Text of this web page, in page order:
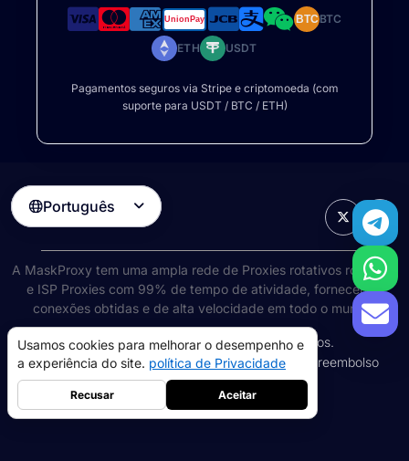
BTCBTC
ETH USDT
Pagamentos seguros via Stripe e criptomoeda (com
suporte para USDT / BTC / ETH)
Português 
A MaskProxy tem uma ampla rede de Proxies rotativos rotativos
e ISP Proxies com 99% de tempo de atividade, fornecendo
conexões obtidas e de alta velocidade em todo o mundo.
©2026AIWAY LIMITED. Todos os direitos reservados.
Termos de Serviço política de PrivacidadePolítica de reembolso
Política de cookies
Usamos cookies para melhorar o desempenho e
a experiência do site. política de Privacidade
Recusar Aceitar